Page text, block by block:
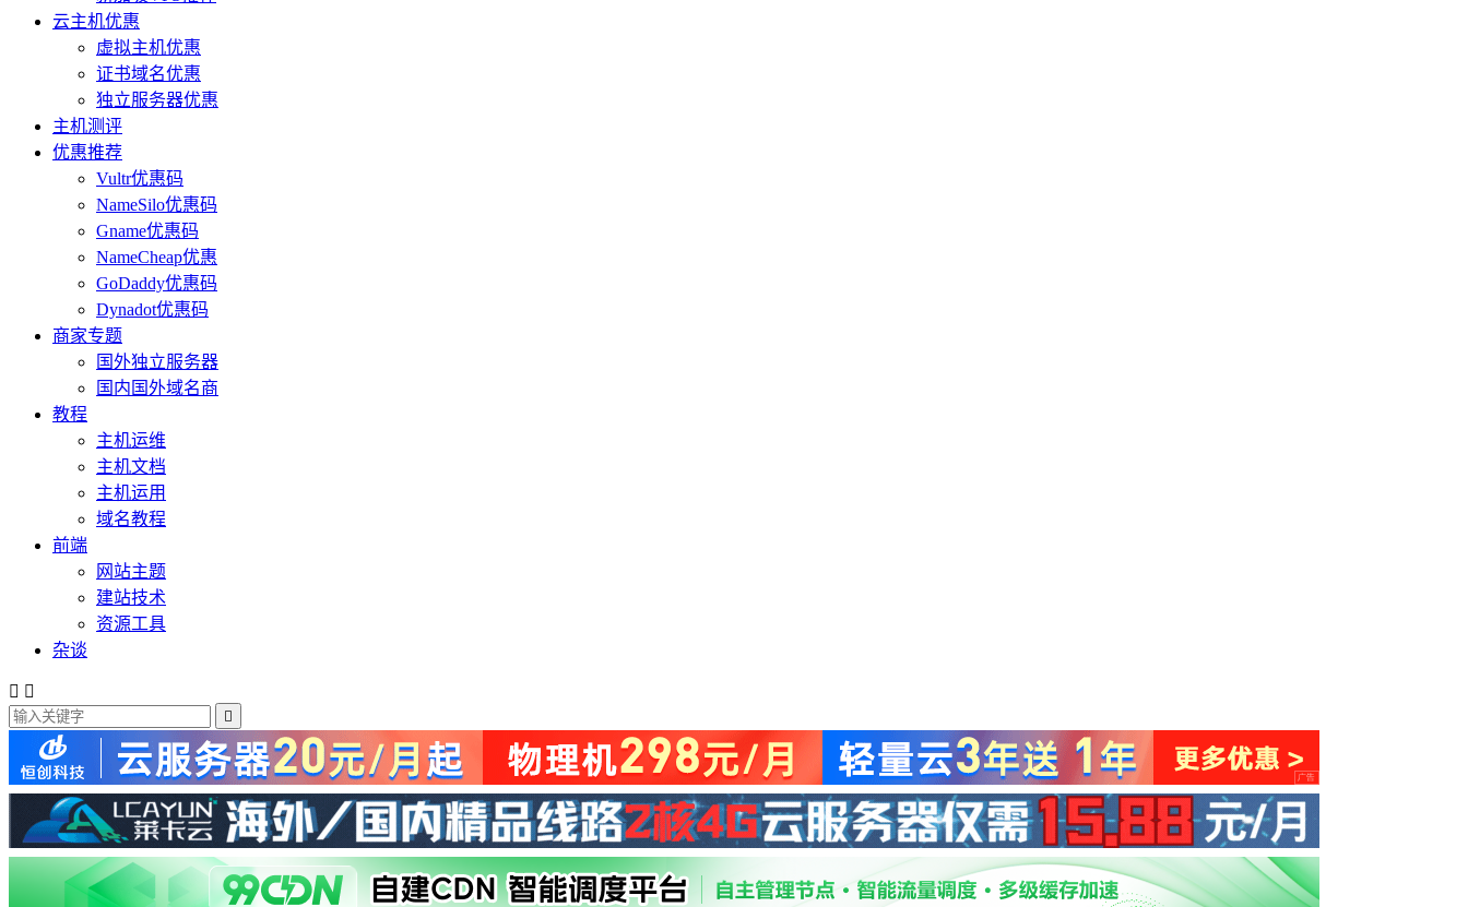
云主机优惠
虚拟主机优惠
证书域名优惠
独立服务器优惠
主机测评
优惠推荐
Vultr优惠码
NameSilo优惠码
Gname优惠码
NameCheap优惠
GoDaddy优惠码
Dynadot优惠码
商家专题
国外独立服务器
国内国外域名商
教程
主机运维
主机文档
主机运用
域名教程
前端
网站主题
建站技术
资源工具
杂谈
 
